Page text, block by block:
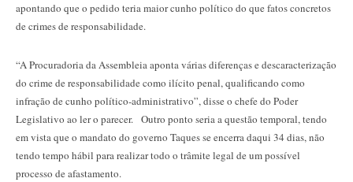
apontando que o pedido teria maior cunho político do que fatos concretos
de crimes de responsabilidade.
“A Procuradoria da Assembleia aponta várias diferenças e descaracterização
do crime de responsabilidade como ilícito penal, qualificando como
infração de cunho político-administrativo”, disse o chefe do Poder
Legislativo ao ler o parecer. Outro ponto seria a questão temporal, tendo
em vista que o mandato do governo Taques se encerra daqui 34 dias, não
tendo tempo hábil para realizar todo o trâmite legal de um possível
processo de afastamento.